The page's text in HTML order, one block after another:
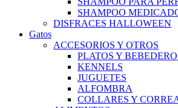
SHAMPOO
DISFRACES HALLOWEEN
Gatos
ACCESORIOS Y OTROS
PLATOS Y
KENNELS
JUGUETES
ALFOMBRA
COLLARES Y